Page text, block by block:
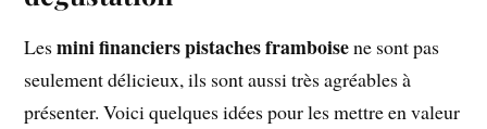
Lesmini financiers pistaches framboisene sont pas
seulement délicieux, ils sont aussi très agréables à
présenter. Voici quelques idées pour les mettre en valeur